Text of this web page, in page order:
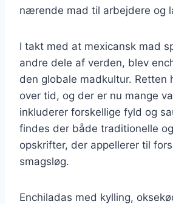
nærende mad til arbejdere og
I takt med at mexicansk mad
andre dele af verden, blev
den globale madkultur. Retten
over tid, og der er nu mange
inkluderer forskellige fyld og
findes der både traditionelle
opskrifter, der appellerer til
smagsløg.
Enchiladas med kylling,